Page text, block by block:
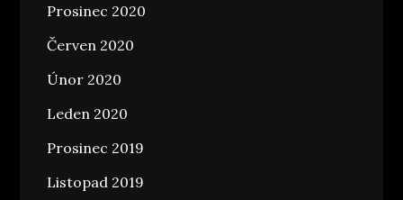
Prosinec 2020
Červen 2020
Únor 2020
Leden 2020
Prosinec 2019
Listopad 2019